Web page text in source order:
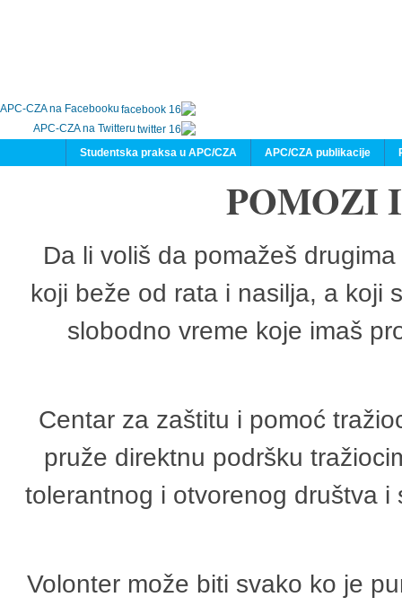
APC-CZA na Facebooku
APC-CZA na Twitteru
APC/CZA publikacije
Studentska praksa u APC/CZA
POMOZI
Da li voliš da pomažeš
koji beže od rata i nasilja, a koji
slobodno vreme koje imaš
Centar za zaštitu i pomoć
pruže direktnu podršku
tolerantnog i otvorenog društva
Volonter može biti svako ko je